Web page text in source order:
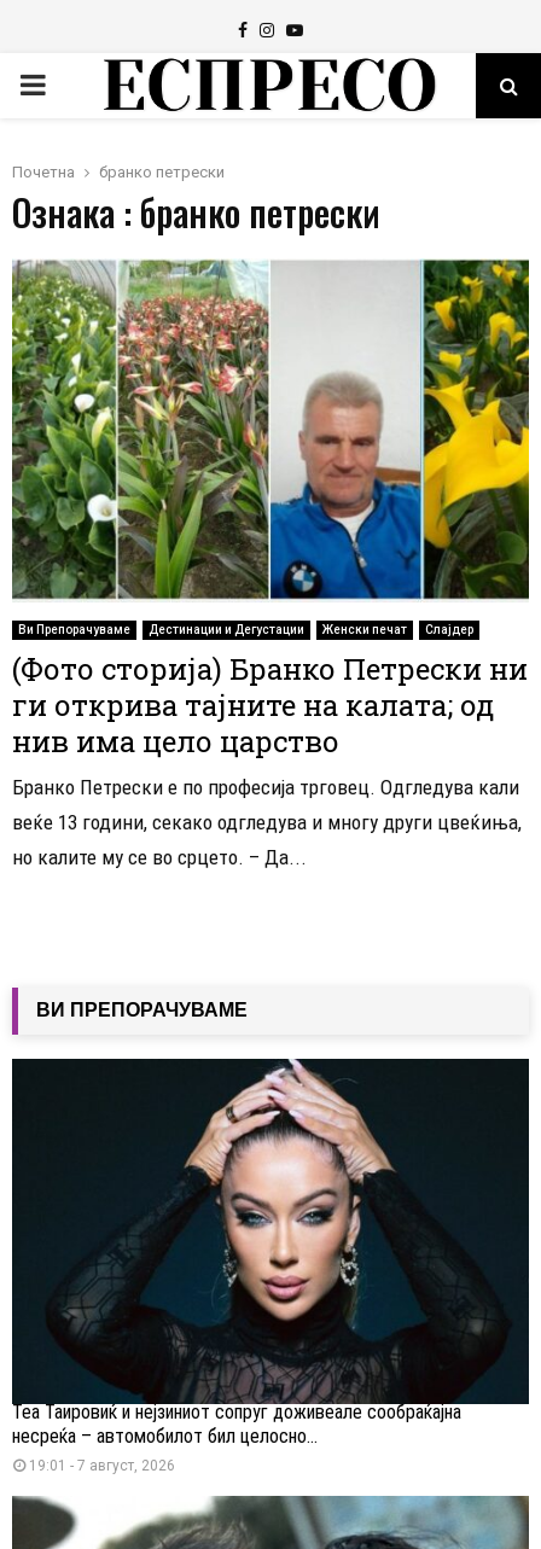
Facebook
Instagram
Youtube
PRIMARY
Почетна бранко петрески
Ознака : бранко петрески
Ви Препорачуваме Дестинации и Дегустации Женски печат Слајдер
(Фото сторија) Бранко Петрески ни
ги открива тајните на калата; од
нив има цело царство
Бранко Петрески е по професија трговец. Одгледува кали
веќе 13 години, секако одгледува и многу други цвеќиња,
но калите му се во срцето. – Да...
ВИ ПРЕПОРАЧУВАМЕ
Теа Таировиќ и нејзиниот сопруг доживеале сообраќајна
несреќа – автомобилот бил целосно...
19:01 - 7 август, 2026